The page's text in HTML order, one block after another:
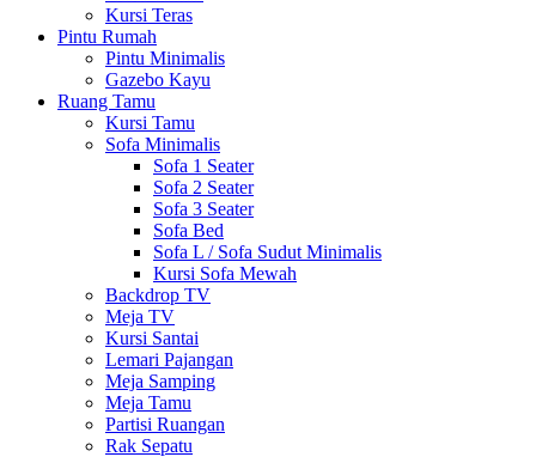
Kursi Teras
Pintu Rumah
Pintu Minimalis
Gazebo Kayu
Ruang Tamu
Kursi Tamu
Sofa Minimalis
Sofa 1 Seater
Sofa 2 Seater
Sofa 3 Seater
Sofa Bed
Sofa L / Sofa Sudut Minimalis
Kursi Sofa Mewah
Backdrop TV
Meja TV
Kursi Santai
Lemari Pajangan
Meja Samping
Meja Tamu
Partisi Ruangan
Rak Sepatu